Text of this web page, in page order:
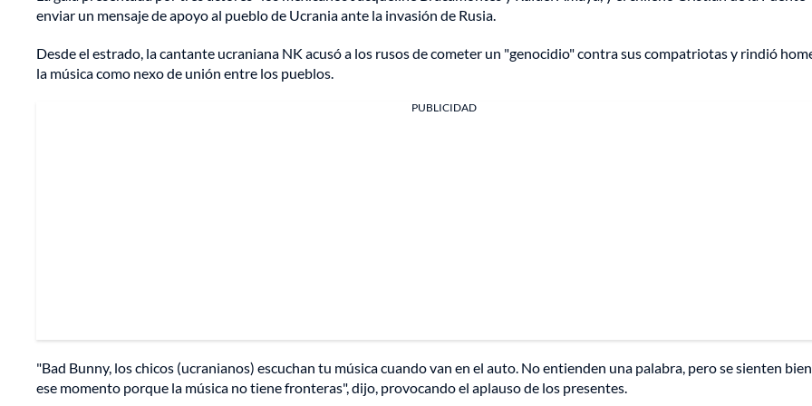
enviar un mensaje de apoyo al pueblo de Ucrania ante la invasión de Rusia.
Desde el estrado, la cantante ucraniana NK acusó a los rusos de cometer un "genocidio" contra sus compatriotas y rindió
la música como nexo de unión entre los pueblos.
PUBLICIDAD
"Bad Bunny, los chicos (ucranianos) escuchan tu música cuando van en el auto. No entienden una palabra, pero se sienten
ese momento porque la música no tiene fronteras", dijo, provocando el aplauso de los presentes.